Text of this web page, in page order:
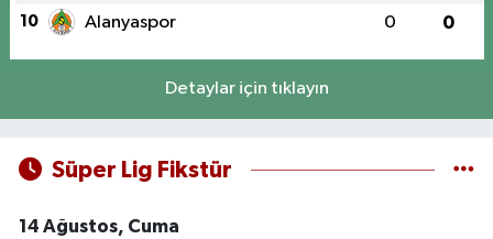
10 Alanyaspor 0 0
Detaylar için tıklayın
Süper Lig Fikstür
14 Ağustos, Cuma